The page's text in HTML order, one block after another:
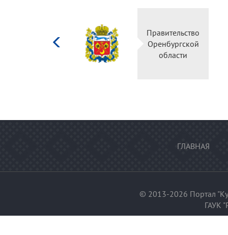
Министерство
культуры
Российской
федерации
ГЛАВНАЯ
© 2013-2026 Портал
ГАУК